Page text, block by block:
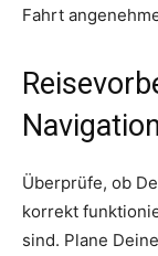
Fahrt
Navigation
Überprüfe, ob
korrekt
sind. Plane